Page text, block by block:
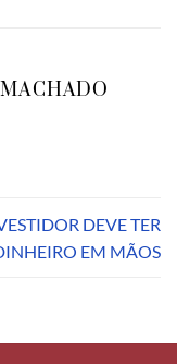
DEVE TER
EM MÃOS